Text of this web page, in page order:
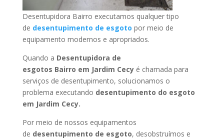
Desentupidora Bairro executamos qualquer tipo
de desentupimento de esgoto por meio de
equipamento modernos e apropriados.
Quando a Desentupidora de
esgotos Bairro em Jardim Cecy é chamada para
serviços de desentupimento, solucionamos o
problema executando desentupimento do esgoto
em Jardim Cecy.
Por meio de nossos equipamentos
de desentupimento de esgoto, desobstruímos e